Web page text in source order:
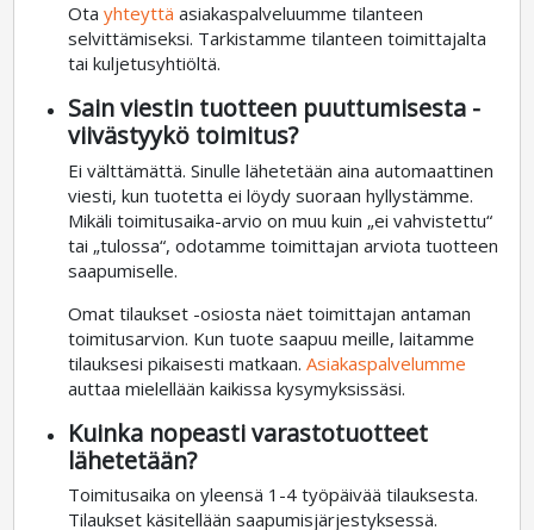
Otayhteyttä asiakaspalveluumme tilanteen
selvittämiseksi. Tarkistamme tilanteen toimittajalta
tai kuljetusyhtiöltä.
Sain viestin tuotteen puuttumisesta -
viivästyykö toimitus?
Ei välttämättä. Sinulle lähetetään aina automaattinen
viesti, kun tuotetta ei löydy suoraan hyllystämme.
Mikäli toimitusaika-arvio on muu kuin „ei vahvistettu“
tai „tulossa“, odotamme toimittajan arviota tuotteen
saapumiselle.
Omat tilaukset -osiosta näet toimittajan antaman
toimitusarvion. Kun tuote saapuu meille, laitamme
tilauksesi pikaisesti matkaan.Asiakaspalvelumme
auttaa mielellään kaikissa kysymyksissäsi.
Kuinka nopeasti varastotuotteet
lähetetään?
Toimitusaika on yleensä 1-4 työpäivää tilauksesta.
Tilaukset käsitellään saapumisjärjestyksessä.